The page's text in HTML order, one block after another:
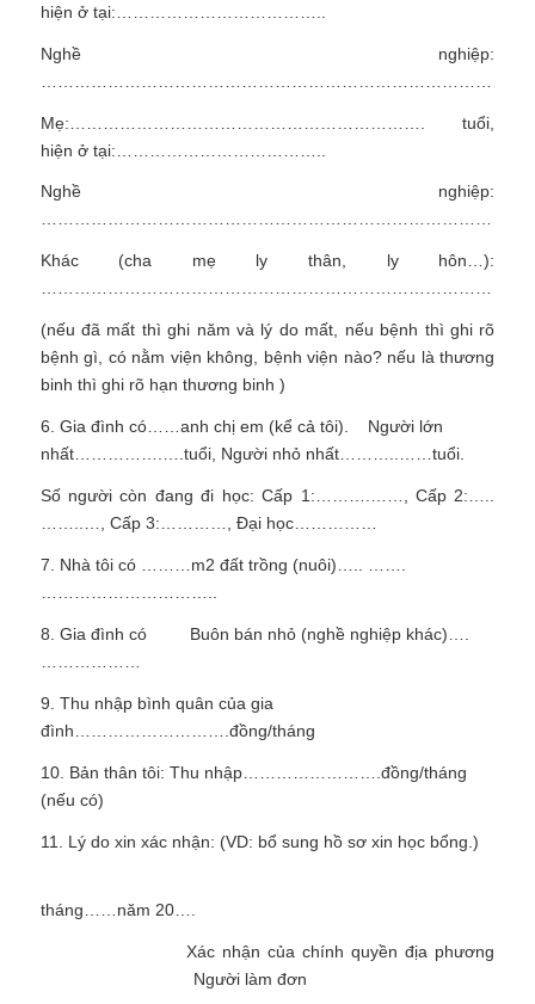
hiện ở tại:………………………………..
Nghề nghiệp:
Mẹ:………………………………………………………. tuổi,
hiện ở tại:………………………………..
Nghề nghiệp:
Khác (cha mẹ ly thân, ly hôn…):
……………………………………………………………………………
(nếu đã mất thì ghi năm và lý do mất, nếu bệnh thì ghi rõ
bệnh gì, có nằm viện không, bệnh viện nào? nếu là thương
binh thì ghi rõ hạn thương binh )
6. Gia đình có……anh chị em (kể cả tôi). Người lớn
nhất…………….….tuổi, Người nhỏ nhất………..……tuổi.
Số người còn đang đi học: Cấp 1:……….……, Cấp 2:…..
……..…, Cấp 3:…………, Đại học……………
7. Nhà tôi có ………m2 đất trồng (nuôi)….. …….
8. Gia đình có
Buôn bán nhỏ (nghề nghiệp khác)….
9. Thu nhập bình quân của gia
đình……………………….đồng/tháng
10. Bản thân tôi: Thu nhập…………………….đồng/tháng
(nếu có)
11. Lý do xin xác nhận: (VD: bổ sung hồ sơ xin học bổng.)
tháng……năm 20….
Xác nhận của chính quyền địa phương
Người làm đơn